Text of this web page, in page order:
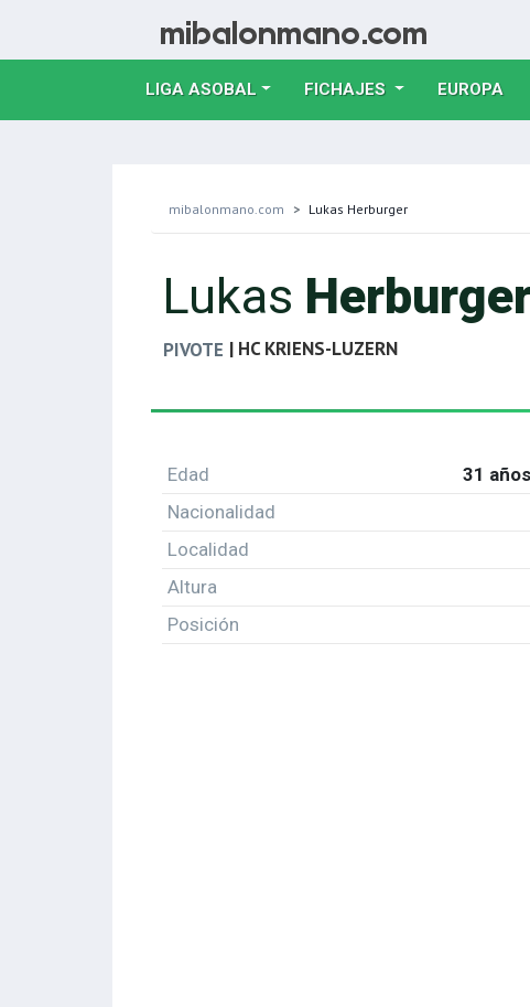
LIGA ASOBAL FICHAJES EUROPA
mibalonmano.com Lukas Herburger
Lukas
PIVOTE | HC KRIENS-LUZERN
Edad 31
Nacionalidad
Localidad
Altura
Posición